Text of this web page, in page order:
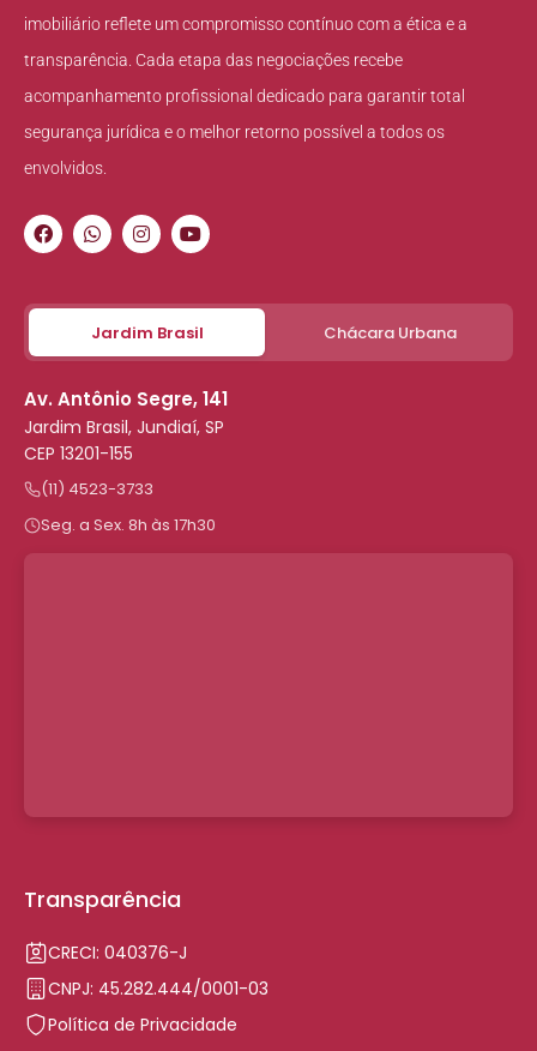
imobiliário reflete um compromisso contínuo com a ética e a
transparência. Cada etapa das negociações recebe
acompanhamento profissional dedicado para garantir total
segurança jurídica e o melhor retorno possível a todos os
envolvidos.
Jardim Brasil Chácara Urbana
Av. Antônio Segre, 141
Jardim Brasil, Jundiaí, SP
CEP 13201-155
(11) 4523-3733
Seg. a Sex. 8h às 17h30
Transparência
CRECI: 040376-J
CNPJ: 45.282.444/0001-03
Política de Privacidade